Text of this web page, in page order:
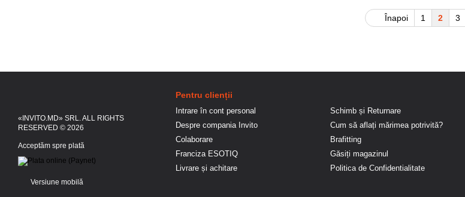
Înapoi 1 2 3
«INVITO.MD» SRL. ALL RIGHTS
RESERVED © 2026
Acceptăm spre plată
Versiune mobilă
Pentru clienții
Intrare în cont personal
Despre compania Invito
Colaborare
Franciza ESOTIQ
Livrare și achitare
Schimb și Returnare
Cum să aflați mărimea potrivită?
Brafitting
Găsiți magazinul
Politica de Confidentialitate